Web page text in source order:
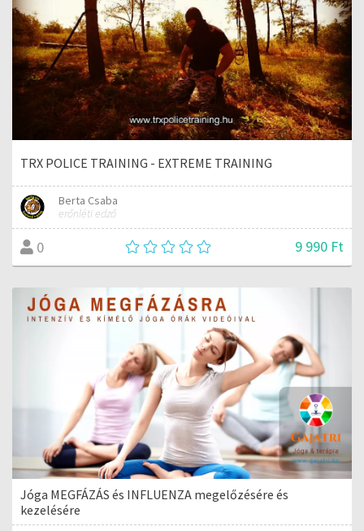
TRX POLICE TRAINING - EXTREME TRAINING
Berta Csaba
erőnléti edző
0 9 990 Ft
Jóga MEGFÁZÁS és INFLUENZA megelőzésére és
kezelésére